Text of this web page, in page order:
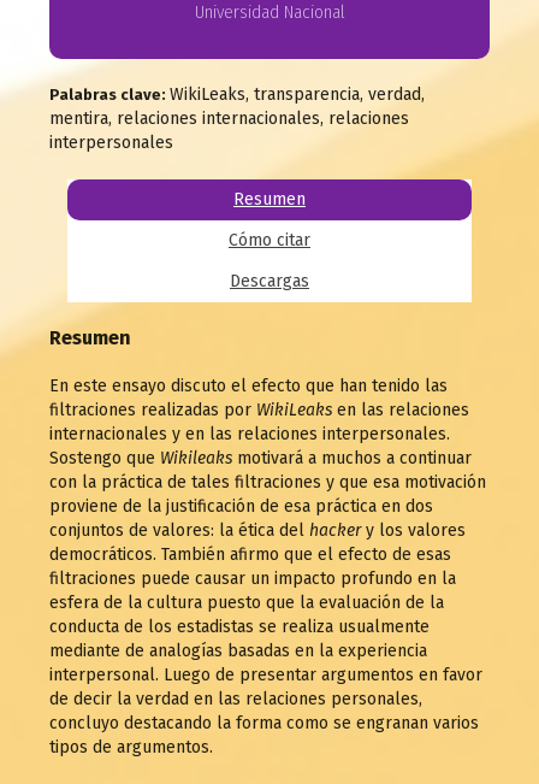
Universidad Nacional
Palabras clave:WikiLeaks, transparencia, verdad,
mentira, relaciones internacionales, relaciones
interpersonales
Resumen
Cómo citar
Descargas
Resumen
En este ensayo discuto el efecto que han tenido las
filtraciones realizadas por WikiLeaks en las relaciones
internacionales y en las relaciones interpersonales.
Sostengo que Wikileaks motivará a muchos a continuar
con la práctica de tales filtraciones y que esa motivación
proviene de la justificación de esa práctica en dos
conjuntos de valores: la ética delhackery los valores
democráticos. También afirmo que el efecto de esas
filtraciones puede causar un impacto profundo en la
esfera de la cultura puesto que la evaluación de la
conducta de los estadistas se realiza usualmente
mediante de analogías basadas en la experiencia
interpersonal. Luego de presentar argumentos en favor
de decir la verdad en las relaciones personales,
concluyo destacando la forma como se engranan varios
tipos de argumentos.